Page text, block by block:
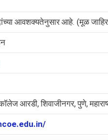
आवशक्यतेनुसार आहे. (मूळ
आरडी, शिवाजीनगर, पुणे,